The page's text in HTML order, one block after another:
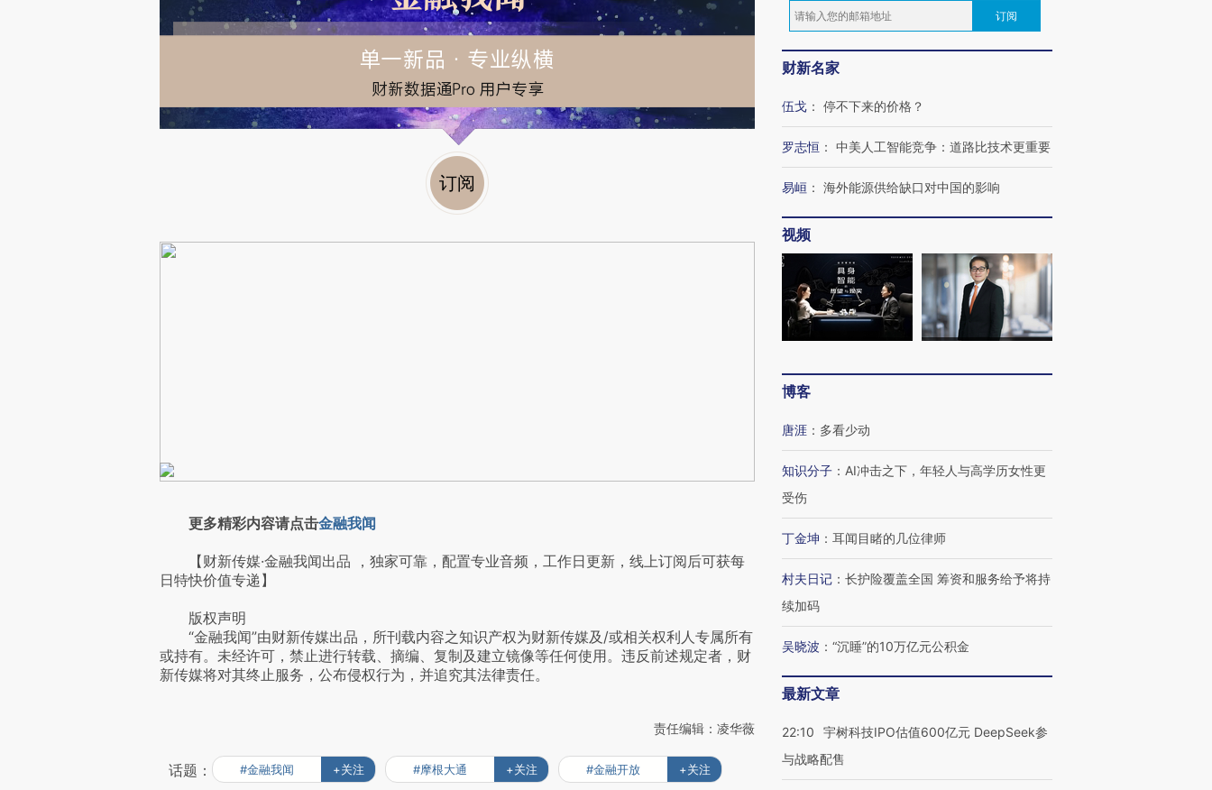
订阅
更多精彩内容请点击金融我闻
【财新传媒·金融我闻出品 ，独家可靠，配置专业音频，工作日更新，线上订阅后可获每
日特快价值专递】
版权声明
“金融我闻”由财新传媒出品，所刊载内容之知识产权为财新传媒及/或相关权利人专属所有
或持有。未经许可，禁止进行转载、摘编、复制及建立镜像等任何使用。违反前述规定者，财
新传媒将对其终止服务，公布侵权行为，并追究其法律责任。
责任编辑：凌华薇
话题： #金融我闻 +关注 #摩根大通 +关注 #金融开放 +关注
订阅
财新名家
伍戈 ： 停不下来的价格？
罗志恒 ： 中美人工智能竞争：道路比技术更重要
易峘 ： 海外能源供给缺口对中国的影响
视频
博客
唐涯 ： 多看少动
知识分子 ： AI冲击之下，年轻人与高学历女性更
受伤
丁金坤 ： 耳闻目睹的几位律师
村夫日记 ： 长护险覆盖全国 筹资和服务给予将持
续加码
吴晓波 ： “沉睡”的10万亿元公积金
最新文章
22:10
宇树科技IPO估值600亿元 DeepSeek参
与战略配售